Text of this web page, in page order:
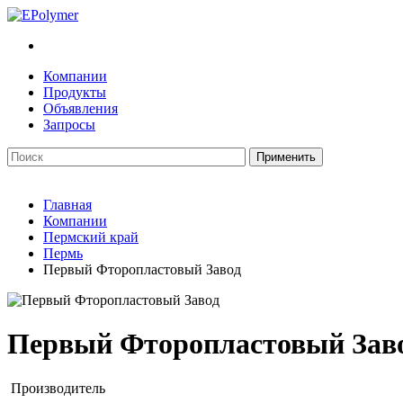
Компании
Продукты
Объявления
Запросы
Главная
Компании
Пермский край
Пермь
Первый Фторопластовый Завод
Первый Фторопластовый
Производитель